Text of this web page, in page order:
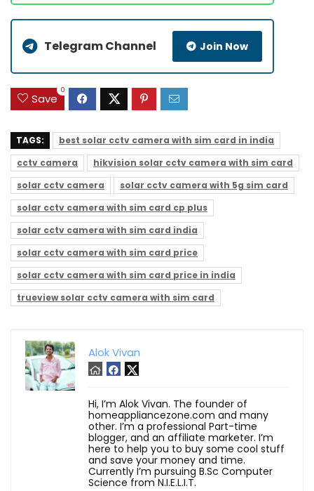
Telegram Channel Join Now
Save
0
TAGS:
best solar cctv camera with sim card in india
cctv camera
hikvision solar cctv camera with sim card
solar cctv camera
solar cctv camera with 5g sim card
solar cctv camera with sim card cp plus
solar cctv camera with sim card india
solar cctv camera with sim card price
solar cctv camera with sim card price in india
trueview solar cctv camera with sim card
Alok Vivan
Hi, I’m Alok Vivan. The founder of
homeappliancezone.com and many
other. I’m a professional Part-time
blogger, and an affiliate marketer. I’m
here to help you to buy some cool stuff
and save your money and time.
Currently I’m pursuing B.Sc Computer
Science from N.I.E.L.I.T.